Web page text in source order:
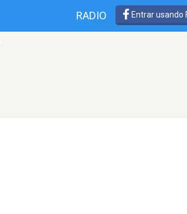
RADIO Entrar usando